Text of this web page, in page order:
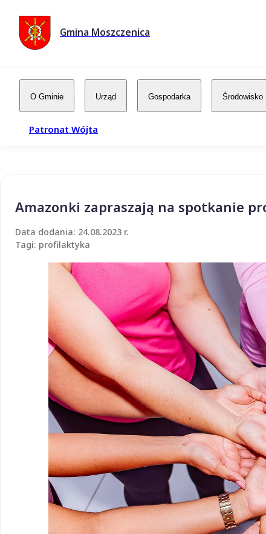
Gmina Moszczenica
O Gminie Urząd Gospodarka Środowisko
Patronat Wójta
Amazonki zapraszają na spotkanie
Data dodania: 24.08.2023 r.
Tagi: profilaktyka